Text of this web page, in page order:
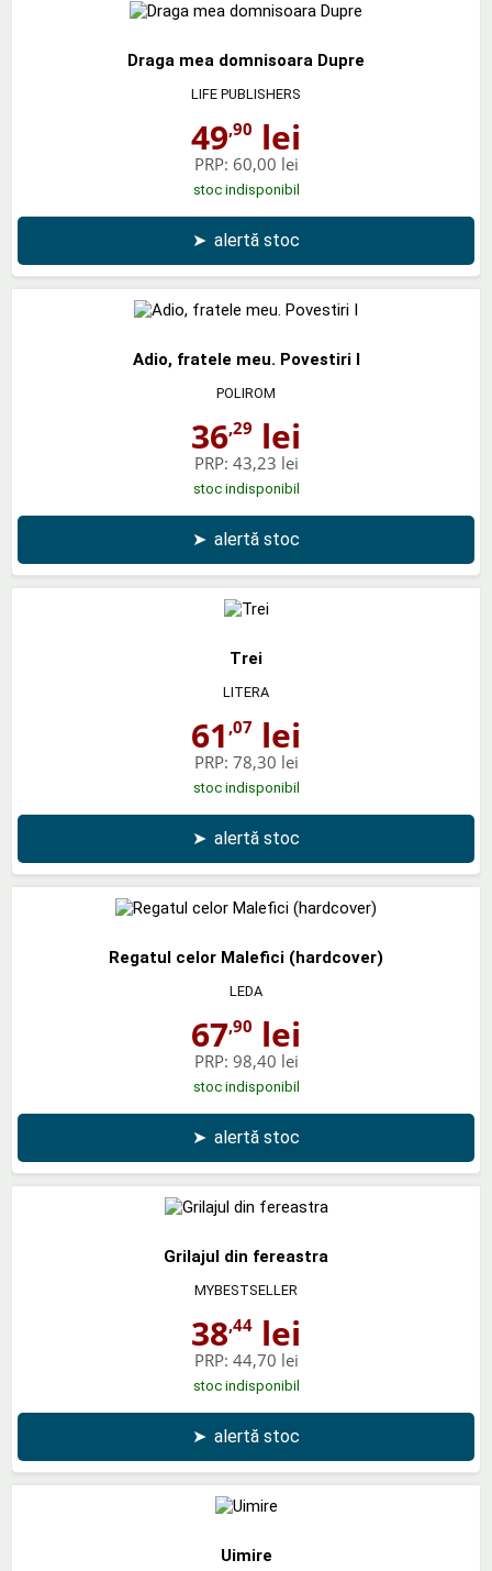
Draga mea domnisoara Dupre
LIFE PUBLISHERS
49,90 lei
PRP: 60,00 lei
stoc indisponibil
➤ alertă stoc
Adio, fratele meu. Povestiri I
POLIROM
36,29 lei
PRP: 43,23 lei
stoc indisponibil
➤ alertă stoc
Trei
LITERA
61 ,07 lei
PRP: 78,30 lei
stoc indisponibil
➤ alertă stoc
Regatul celor Malefici (hardcover)
LEDA
67,90 lei
PRP: 98,40 lei
stoc indisponibil
➤ alertă stoc
Grilajul din fereastra
MYBESTSELLER
38,44 lei
PRP: 44,70 lei
stoc indisponibil
➤ alertă stoc
Uimire